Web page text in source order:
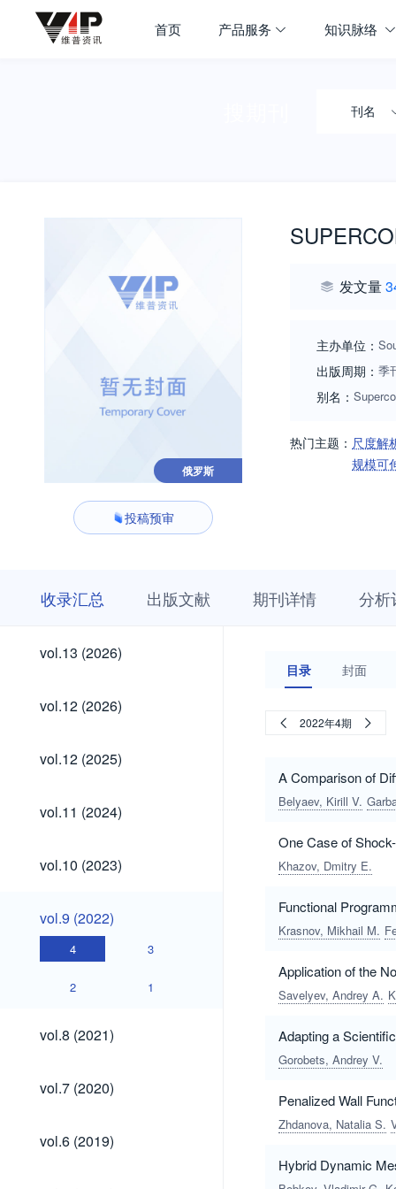
首页 产品服务 知识脉络
刊名
俄罗斯
投稿预审
发文量
主办单位：
出版周期： 季
别名：
热门主题： 尺度解
规模可
收录汇总 出版文献 期刊详情 分析
vol.13
(2026)
vol.13 (2026)
vol.12
(2026)
vol.12 (2026)
vol.12
(2025)
vol.12 (2025)
vol.11
(2024)
vol.11 (2024)
vol.10
(2023)
vol.10 (2023)
vol.9
(2022)
vol.9 (2022)
4 3
2 1
vol.8
(2021)
vol.8 (2021)
vol.7
(2020)
vol.7 (2020)
vol.6
(2019)
vol.6 (2019)
vol.5
目录 封面
2022年4期
A Comparison of
Belyaev, Kirill V.
One Case of
Khazov, Dmitry E.
Functional
Krasnov, Mikhail M.
Application of the
Savelyev, Andrey A.
Adapting a
Gorobets, Andrey V.
Penalized Wall
Zhdanova, Natalia S.
Hybrid Dynamic